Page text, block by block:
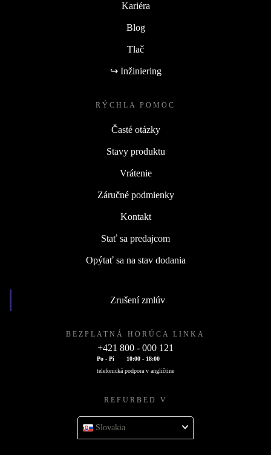
Kariéra
Blog
Tlač
↪ Inžiniering
RÝCHLA POMOC
Časté otázky
Stavy produktu
Vrátenie
Záručné podmienky
Kontakt
Stať sa predajcom
Opýtať sa na stav dodania
Zrušení zmlúv
BEZPLATNÁ HORÚCA LINKA
+421 800 - 000 121
Po - Pi
10:00 - 18:00
telefonická podpora v angličtine
REFURBED V
Slovakia